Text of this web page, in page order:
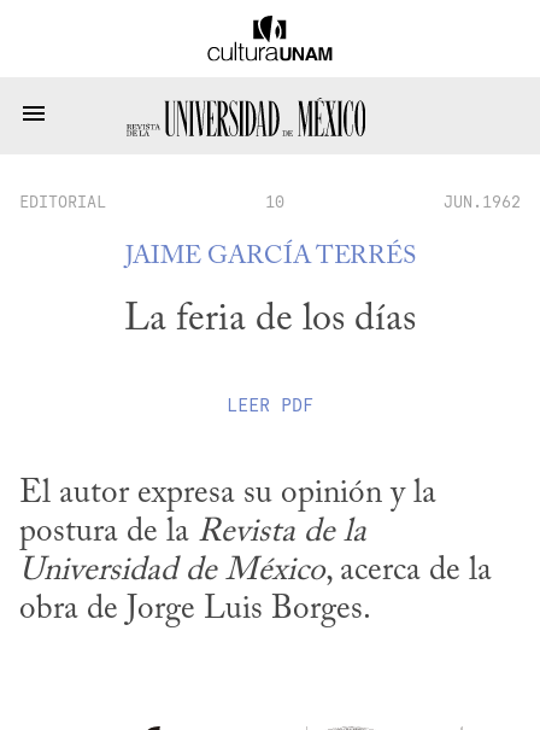
EDITORIAL 10 JUN.1962
JAIME GARCÍA TERRÉS
La feria de los días
LEER PDF
El autor expresa su opinión y la
postura de la Revista de la
Universidad de México, acerca de la
obra de Jorge Luis Borges.